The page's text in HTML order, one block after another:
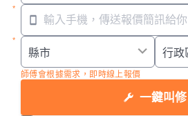
師傅會根據需求，即時線上報價
一鍵叫修